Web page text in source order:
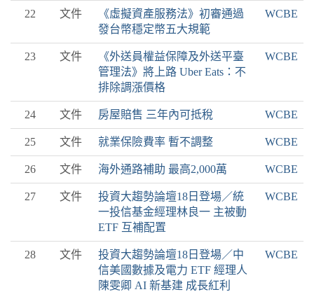
22 文件
《虛擬資產服務法》初審通過
發台幣穩定幣五大規範
WCBE
23 文件
《外送員權益保障及外送平臺
管理法》將上路 Uber Eats：不
排除調漲價格
WCBE
24 文件 房屋賠售 三年內可抵稅 WCBE
25 文件 就業保險費率 暫不調整 WCBE
26 文件 海外通路補助 最高2,000萬 WCBE
27 文件
投資大趨勢論壇18日登場／統
一投信基金經理林良一 主被動
ETF 互補配置
WCBE
28 文件
投資大趨勢論壇18日登場／中
信美國數據及電力 ETF 經理人
陳雯卿 AI 新基建 成長紅利
WCBE